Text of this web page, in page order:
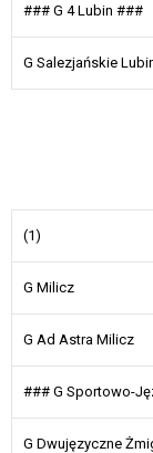
### G 4 Lubin ###
G Salezjańskie
(1)
G Milicz
G Ad Astra Milicz
### G Sportowo-
G Dwujęzyczne